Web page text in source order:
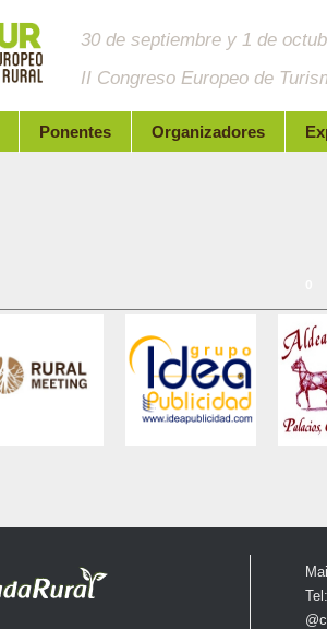
30 de septiembre y 1 de
II Congreso Europeo de
Ponentes Organizadores
El